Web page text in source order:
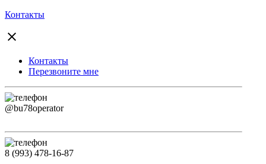
Контакты
Контакты
Перезвоните мне
@bu78operator
8 (993) 478-16-87